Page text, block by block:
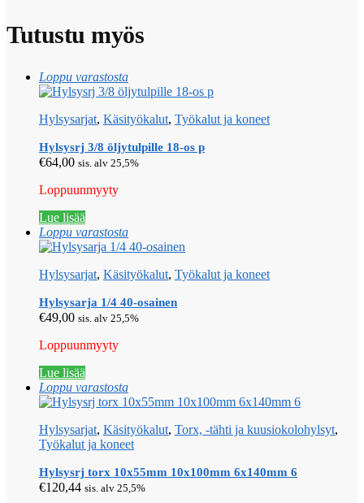
Tutustu myös
Loppu varastosta
Hylsysarjat, Käsityökalut, Työkalut ja koneet
Hylsysrj 3/8 öljytulpille 18-os p
€64,00 sis. alv 25,5%
Loppuunmyyty
Lue lisää
Loppu varastosta
Hylsysarjat, Käsityökalut, Työkalut ja koneet
Hylsysarja 1/4 40-osainen
€49,00 sis. alv 25,5%
Loppuunmyyty
Lue lisää
Loppu varastosta
Hylsysarjat, Käsityökalut, Torx, -tähti ja kuusiokolohylsyt,
Työkalut ja koneet
Hylsysrj torx 10x55mm 10x100mm 6x140mm 6
€120,44 sis. alv 25,5%